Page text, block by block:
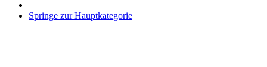
Springe zur Hauptkategorie